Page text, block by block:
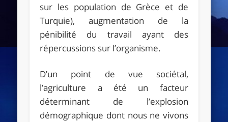
sur les population de Grèce et de
Turquie), augmentation de la
pénibilité du travail ayant des
répercussions sur l’organisme.
D’un point de vue sociétal,
l’agriculture a été un facteur
déterminant de l’explosion
démographique dont nous ne vivons